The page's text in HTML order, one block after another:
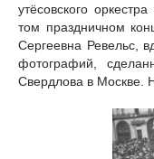
утёсовского
том праздничном
Сергеевна Ревельс,
фотографий,
Свердлова в Москве.